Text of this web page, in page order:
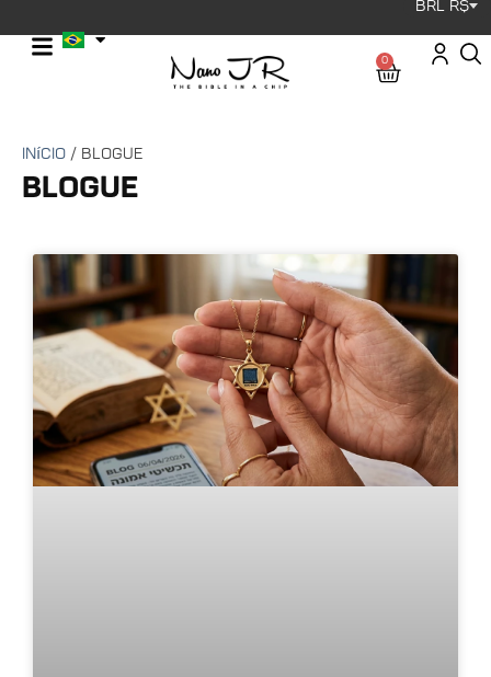
BRL R$
0
Início / Blogue
Blogue